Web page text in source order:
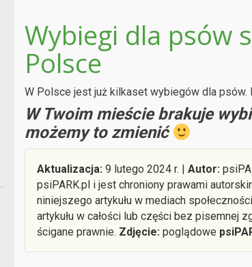
Wybiegi dla psów
Polsce
W Polsce jest już kilkaset wybiegów dla
W Twoim mieście brakuje
możemy to zmienić
Aktualizacja:9 lutego 2024 r. | Autor:
psiPARK.pl i jest chroniony prawami
niniejszego artykułu w mediach
artykułu w całości lub części bez pisemnej
ścigane prawnie. Zdjęcie:poglądowe